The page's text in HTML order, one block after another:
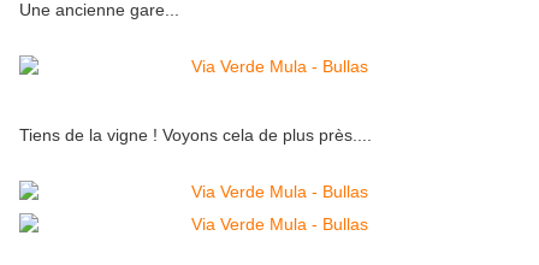
Une ancienne gare...
Tiens de la vigne ! Voyons cela de plus près....